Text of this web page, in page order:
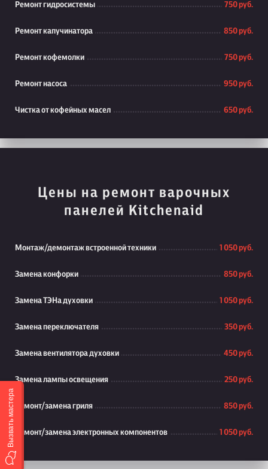
Ремонт гидросистемы 750 руб.
Ремонт капучинатора 850 руб.
Ремонт кофемолки 750 руб.
Ремонт насоса 950 руб.
Чистка от кофейных масел 650 руб.
Цены на ремонт варочных
панелей Kitchenaid
Монтаж/демонтаж встроенной техники 1 050 руб.
Замена конфорки 850 руб.
Замена ТЭНа духовки 1 050 руб.
Замена переключателя 350 руб.
Замена вентилятора духовки 450 руб.
Замена лампы освещения 250 руб.
Ремонт/замена гриля 850 руб.
Ремонт/замена электронных компонентов 1 050 руб.
Вызвать мастера